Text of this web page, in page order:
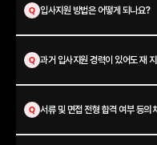
#업무자동화
프론트엔드 개발자
Next.js 기반으로 Python 기반의 백
수행합니다.
주로 사내 자동화 툴, 대시보드, 리포
직원의 업무 효율화를 위한 서비스
입사지원 방법은 어떻게 되나요?
과거 입사지원 경력이 있어도 재
서류 및 면접 전형 합격 여부 등의